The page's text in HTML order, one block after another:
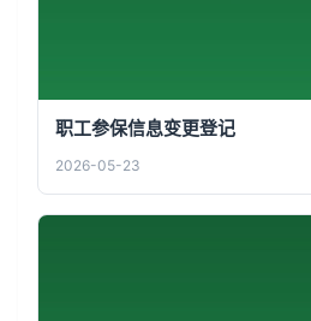
职工参保信息变更登记
2026-05-23